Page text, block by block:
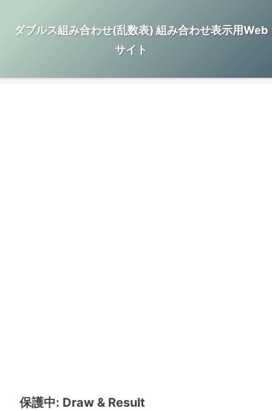
ダブルス組み合わせ(乱数表) 組み合わせ表示用Web
サイト
保護中: Draw & Result